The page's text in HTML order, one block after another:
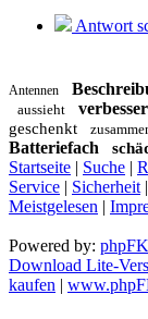
Antwort
Antennen
aussieht
geschenkt
Batteriefach
Startseite | Suche |
Service | Sicherheit |
Meistgelesen |
Powered by:
Download Lite-
kaufen |